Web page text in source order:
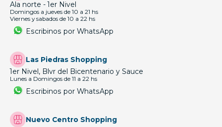
Ala norte - 1er Nivel
Domingos a jueves de 10 a 21 hs
Viernes y sabados de 10 a 22 hs
Escribinos por WhatsApp
Las Piedras Shopping
1er Nivel, Blvr del Bicentenario y Sauce
Lunes a Domingos de 11 a 22 hs
Escribinos por WhatsApp
Nuevo Centro Shopping